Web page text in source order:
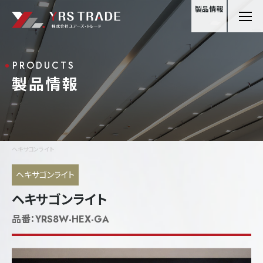
製品情報
ヘキサゴンライト
PRODUCTS
製品情報
ヘキサゴンライト
ヘキサゴンライト
品番：YRS8W-HEX-GA